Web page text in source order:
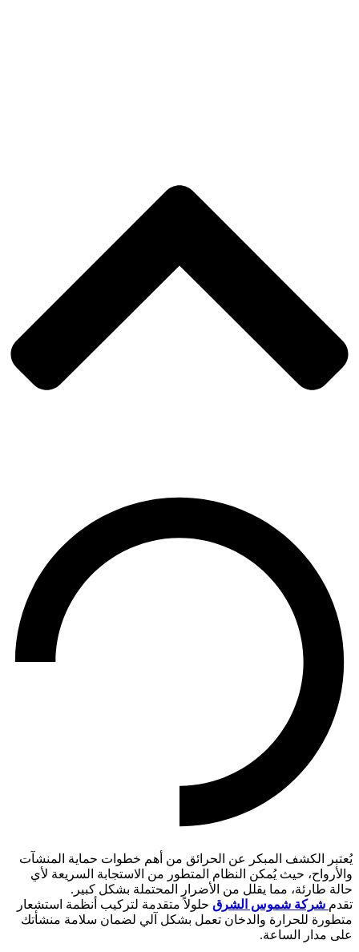
يُعتبر الكشف المبكر عن الحرائق من أهم خطوات حماية المنشآت
والأرواح، حيث يُمكن النظام المتطور من الاستجابة السريعة لأي
حالة طارئة، مما يقلل من الأضرار المحتملة بشكل كبير.
تقدم شركة شموس الشرق حلولاً متقدمة لتركيب أنظمة استشعار
متطورة للحرارة والدخان تعمل بشكل آلي لضمان سلامة منشأتك
على مدار الساعة.